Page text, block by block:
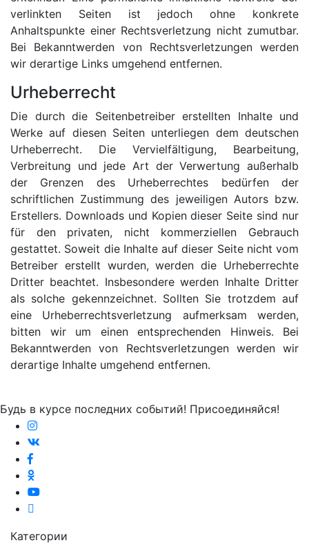
verlinkten Seiten ist jedoch ohne konkrete
Anhaltspunkte einer Rechtsverletzung nicht zumutbar.
Bei Bekanntwerden von Rechtsverletzungen werden
wir derartige Links umgehend entfernen.
Urheberrecht
Die durch die Seitenbetreiber erstellten Inhalte und
Werke auf diesen Seiten unterliegen dem deutschen
Urheberrecht. Die Vervielfältigung, Bearbeitung,
Verbreitung und jede Art der Verwertung außerhalb
der Grenzen des Urheberrechtes bedürfen der
schriftlichen Zustimmung des jeweiligen Autors bzw.
Erstellers. Downloads und Kopien dieser Seite sind nur
für den privaten, nicht kommerziellen Gebrauch
gestattet. Soweit die Inhalte auf dieser Seite nicht vom
Betreiber erstellt wurden, werden die Urheberrechte
Dritter beachtet. Insbesondere werden Inhalte Dritter
als solche gekennzeichnet. Sollten Sie trotzdem auf
eine Urheberrechtsverletzung aufmerksam werden,
bitten wir um einen entsprechenden Hinweis. Bei
Bekanntwerden von Rechtsverletzungen werden wir
derartige Inhalte umgehend entfernen.
Будь в курсе последних событий! Присоединяйся!
Категории